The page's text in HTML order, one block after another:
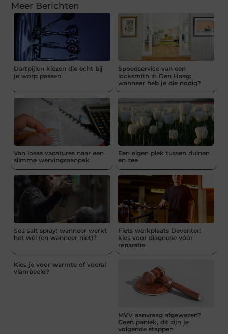
Meer Berichten
Dartpijlen kiezen die echt bij
je worp passen
Spoedservice van een
locksmith in Den Haag:
wanneer heb je die nodig?
Van losse vacatures naar een
slimme wervingsaanpak
Een eigen plek tussen duinen
en zee
Sea salt spray: wanneer werkt
het wél (en wanneer niet)?
Fiets werkplaats Deventer:
kies voor diagnose vóór
reparatie
Kies je voor warmte of vooral
vlambeeld?
MVV aanvraag afgewezen?
Geen paniek, dit zijn je
volgende stappen